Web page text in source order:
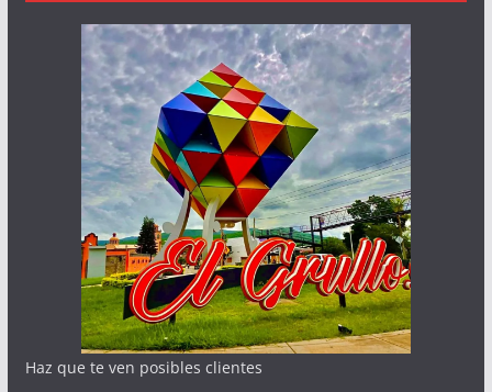
Haz que te ven posibles clientes